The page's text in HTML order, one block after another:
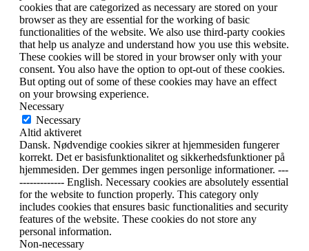
cookies that are categorized as necessary are stored on your
browser as they are essential for the working of basic
functionalities of the website. We also use third-party cookies
that help us analyze and understand how you use this website.
These cookies will be stored in your browser only with your
consent. You also have the option to opt-out of these cookies.
But opting out of some of these cookies may have an effect
on your browsing experience.
Necessary
Necessary
Altid aktiveret
Dansk. Nødvendige cookies sikrer at hjemmesiden fungerer
korrekt. Det er basisfunktionalitet og sikkerhedsfunktioner på
hjemmesiden. Der gemmes ingen personlige informationer. ---
------------- English. Necessary cookies are absolutely essential
for the website to function properly. This category only
includes cookies that ensures basic functionalities and security
features of the website. These cookies do not store any
personal information.
Non-necessary